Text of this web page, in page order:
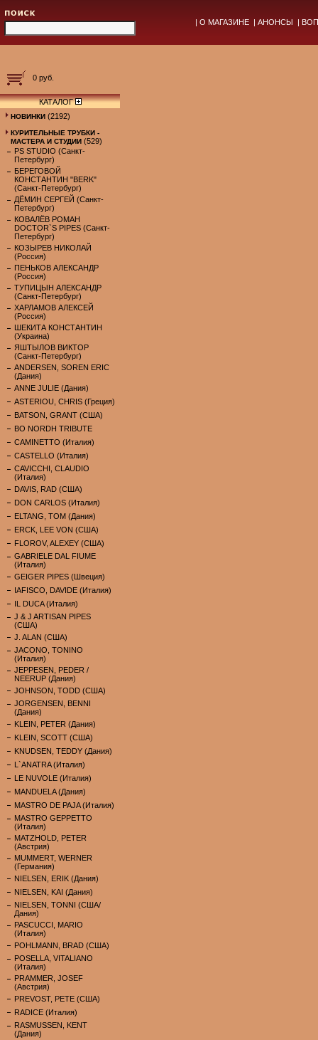
| О МАГАЗИНЕ | АНОНСЫ |
0 руб.
КАТАЛОГ
НОВИНКИ (2192)
КУРИТЕЛЬНЫЕ ТРУБКИ -
МАСТЕРА И СТУДИИ (529)
PS STUDIO (Санкт-
Петербург)
БЕРЕГОВОЙ
КОНСТАНТИН "BERK"
(Санкт-Петербург)
ДЁМИН СЕРГЕЙ (Санкт-
Петербург)
КОВАЛЁВ РОМАН
DOCTOR`S PIPES (Санкт-
Петербург)
КОЗЫРЕВ НИКОЛАЙ
(Россия)
ПЕНЬКОВ АЛЕКСАНДР
(Россия)
ТУПИЦЫН АЛЕКСАНДР
(Санкт-Петербург)
ХАРЛАМОВ АЛЕКСЕЙ
(Россия)
ШЕКИТА КОНСТАНТИН
(Украина)
ЯШТЫЛОВ ВИКТОР
(Санкт-Петербург)
ANDERSEN, SOREN ERIC
(Дания)
ANNE JULIE (Дания)
ASTERIOU, CHRIS (Греция)
BATSON, GRANT (США)
BO NORDH TRIBUTE
CAMINETTO (Италия)
CASTELLO (Италия)
CAVICCHI, CLAUDIO
(Италия)
DAVIS, RAD (США)
DON CARLOS (Италия)
ELTANG, TOM (Дания)
ERCK, LEE VON (США)
FLOROV, ALEXEY (США)
GABRIELE DAL FIUME
(Италия)
GEIGER PIPES (Швеция)
IAFISCO, DAVIDE (Италия)
IL DUCA (Италия)
J & J ARTISAN PIPES
(США)
J. ALAN (США)
JACONO, TONINO
(Италия)
JEPPESEN, PEDER /
NEERUP (Дания)
JOHNSON, TODD (США)
JORGENSEN, BENNI
(Дания)
KLEIN, PETER (Дания)
KLEIN, SCOTT (США)
KNUDSEN, TEDDY (Дания)
L`ANATRA (Италия)
LE NUVOLE (Италия)
MANDUELA (Дания)
MASTRO DE PAJA (Италия)
MASTRO GEPPETTO
(Италия)
MATZHOLD, PETER
(Австрия)
MUMMERT, WERNER
(Германия)
NIELSEN, ERIK (Дания)
NIELSEN, KAI (Дания)
NIELSEN, TONNI (США/
Дания)
PASCUCCI, MARIO
(Италия)
POHLMANN, BRAD (США)
POSELLA, VITALIANO
(Италия)
PRAMMER, JOSEF
(Австрия)
PREVOST, PETE (США)
RADICE (Италия)
RASMUSSEN, KENT
(Дания)